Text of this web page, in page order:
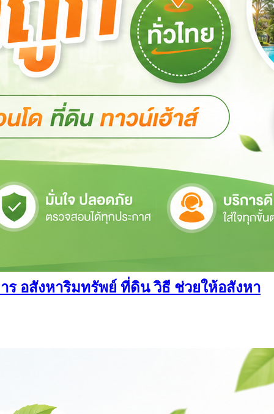
ร อสังหาริมทรัพย์ ที่ดิน วิธี ช่วยให้อสังหา